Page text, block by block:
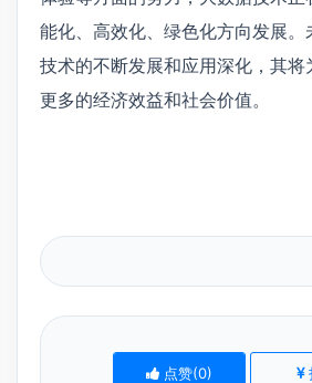
能化、高效化、绿色化方向发展
技术的不断发展和应用深化，其
更多的经济效益和社会价值。
点赞(0)